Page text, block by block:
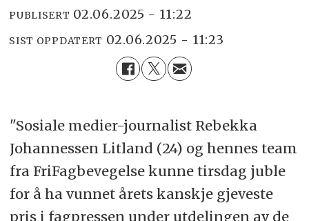
PUBLISERT 02.06.2025 - 11:22
SIST OPPDATERT 02.06.2025 - 11:23
"Sosiale medier-journalist Rebekka
Johannessen Litland (24) og hennes team
fra FriFagbevegelse kunne tirsdag juble
for å ha vunnet årets kanskje gjeveste
pris i fagpressen under utdelingen av de